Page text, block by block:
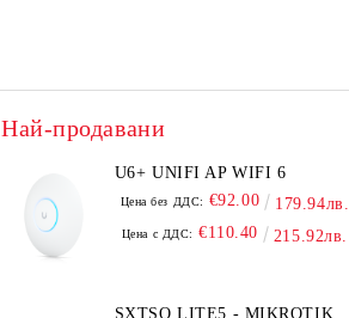
Най-продавани
U6+ UNIFI AP WIFI 6
Цена без ДДС: €92.00 179.94лв.
Цена с ДДС: €110.40 215.92лв.
SXTSQ LITE5 - MIKROTIK